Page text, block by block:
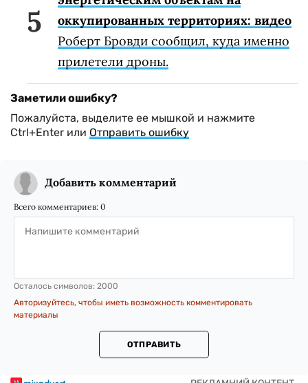
оккупированных территориях: видео
Роберт Бровди сообщил, куда именно
прилетели дроны.
Заметили ошибку?
Пожалуйста, выделите ее мышкой и нажмите
Ctrl+Enter или Отправить ошибку
Добавить комментарий
Всего комментариев: 0
Осталось символов: 2000
Авторизуйтесь, чтобы иметь возможность комментировать
материалы
ОТПРАВИТЬ